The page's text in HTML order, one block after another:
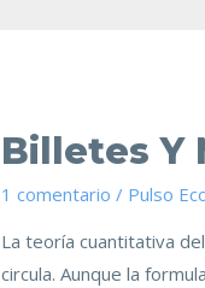
Billetes Y
1 comentario / Pulso
La teoría cuantitativa
circula. Aunque la